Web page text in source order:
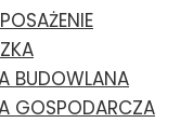
BUDOWLANA
GOSPODARCZA